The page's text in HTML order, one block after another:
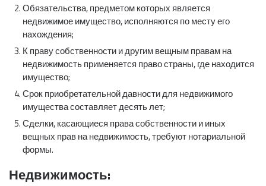
Обязательства, предметом которых является
недвижимое имущество, исполняются по месту его
нахождения;
К праву собственности и другим вещным правам на
недвижимость применяется право страны, где находится
имущество;
Срок приобретательной давности для недвижимого
имущества составляет десять лет;
Сделки, касающиеся права собственности и иных
вещных прав на недвижимость, требуют нотариальной
формы.
Недвижимость: